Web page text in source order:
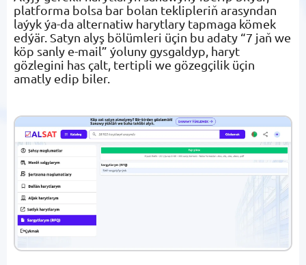
platforma bolsa bar bolan teklipleriň arasyndan
laýyk ýa-da alternatiw harytlary tapmaga kömek
edýär. Satyn alyş bölümleri üçin bu adaty “7 jaň we
köp sanly e-mail” ýoluny gysgaldyp, haryt
gözlegini has çalt, tertipli we gözegçilik üçin
amatly edip biler.